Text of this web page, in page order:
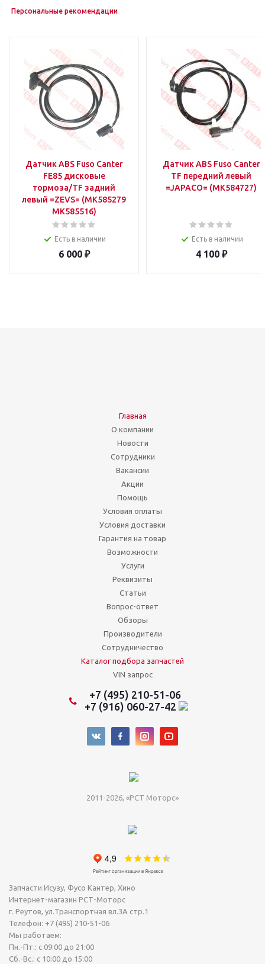
Персональные рекомендации
Датчик ABS Fuso Canter
FE85 дисковые
тормоза/TF задний
левый =ZEVS= (MK585279
MK585516)
Есть в наличии
6 000₽
Датчик ABS Fuso Canter
TF передний левый
=JAPACO= (MK584727)
Есть в наличии
4 100₽
Главная
О компании
Новости
Сотрудники
Вакансии
Акции
Помощь
Условия оплаты
Условия доставки
Гарантия на товар
Возможности
Услуги
Реквизиты
Статьи
Вопрос-ответ
Обзоры
Производители
Сотрудничество
Каталог подбора запчастей
VIN запрос
+7 (495) 210-51-06
+7 (916) 060-27-42
2011-2026, «РСТ Моторс»
Запчасти Исузу, Фусо Кантер, Хино
Интернет-магазин РСТ-Моторс
г. Реутов, ул.Транспортная вл.3А стр.1
Телефон: +7 (495) 210-51-06
Мы работаем:
Пн.-Пт.: с 09:00 до 21:00
Сб.-Вс.: с 10:00 до 15:00